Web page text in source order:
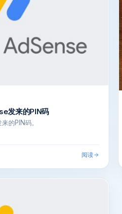
发来的PIN码
的PIN码。
阅读